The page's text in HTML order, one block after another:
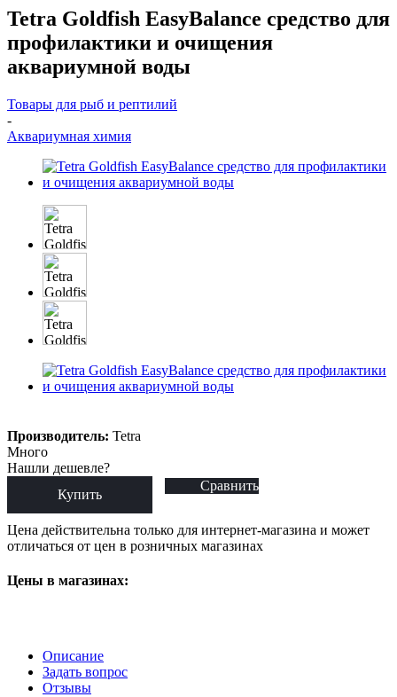
Tetra Goldfish EasyBalance средство для
профилактики и очищения
аквариумной воды
Товары для рыб и рептилий
-
Аквариумная химия
Производитель: Tetra
Много
Нашли дешевле?
Купить
Сравнить
Цена действительна только для интернет-магазина и может
отличаться от цен в розничных магазинах
Цены в магазинах:
Описание
Задать вопрос
Отзывы